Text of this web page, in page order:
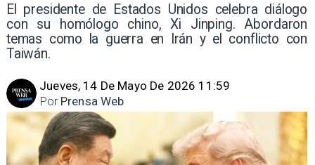
El presidente de Estados Unidos celebra diálogo
con su homólogo chino, Xi Jinping. Abordaron
temas como la guerra en Irán y el conflicto con
Taiwán.
Jueves, 14 De Mayo De 2026 11:59
Prensa Web
Por